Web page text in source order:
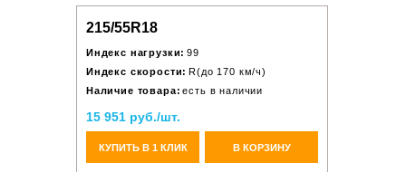
215/55R18
Индекс нагрузки: 99
Индекс скорости: R(до 170 км/ч)
Наличие товара: есть в наличии
15 951 руб./шт.
КУПИТЬ В 1 КЛИК В КОРЗИНУ